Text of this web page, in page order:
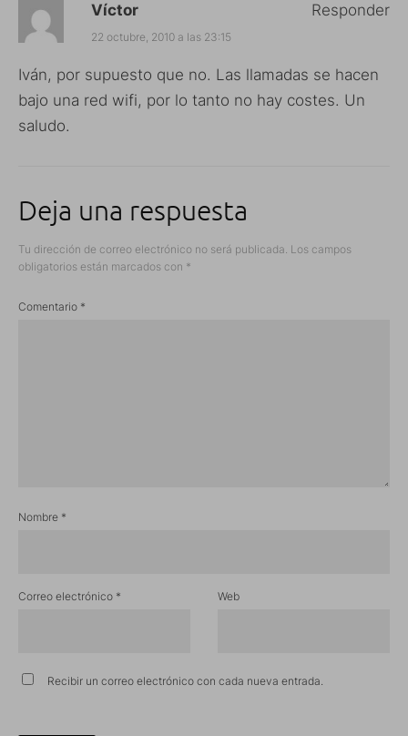
Víctor
22 octubre, 2010 a las 23:15
Iván, por supuesto que no. Las llamadas se hacen
bajo una red wifi, por lo tanto no hay costes. Un
saludo.
Responder
Deja una respuesta
Tu dirección de correo electrónico no será publicada. Los campos
obligatorios están marcados con *
Comentario *
Nombre *
Correo electrónico * Web
Recibir un correo electrónico con cada nueva entrada.